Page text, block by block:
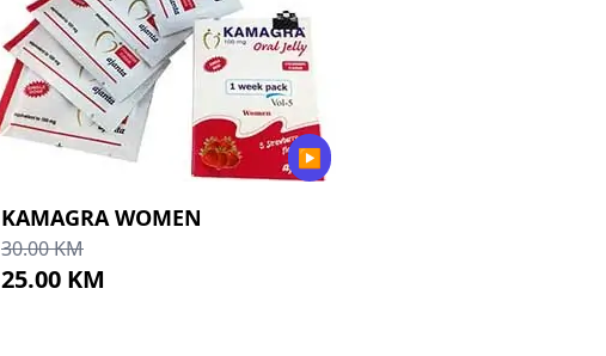
KAMAGRA WOMEN
30.00 KM
25.00 KM
▶